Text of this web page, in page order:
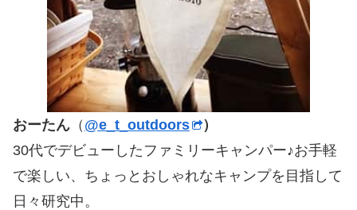
おーたん （ @e_t_outdoors
）
30代でデビューしたファミリーキャンパー♪お手軽
で楽しい、ちょっとおしゃれなキャンプを目指して
日々研究中。